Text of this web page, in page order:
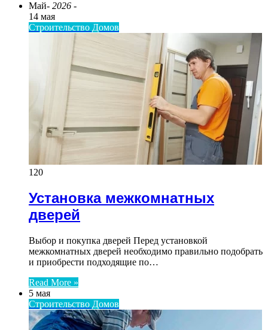
Май- 2026 -
14 мая
Строительство Домов
120
Установка межкомнатных
дверей
Выбор и покупка дверей Перед установкой
межкомнатных дверей необходимо правильно подобрать
и приобрести подходящие по…
Read More »
5 мая
Строительство Домов